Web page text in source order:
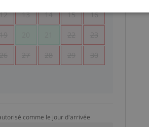
13 14 15 16
19 22 23
26 27 28 29 30
comme le jour d'arrivée